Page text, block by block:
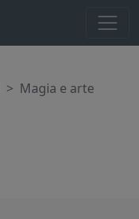
Magia e arte